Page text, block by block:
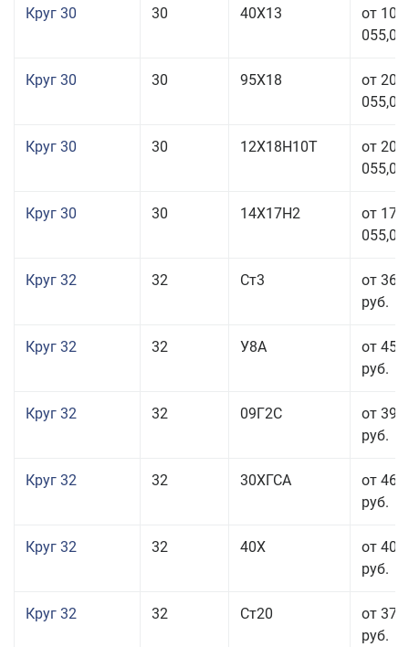
Круг 30 30 40Х13
от 101
055,00
Круг 30 30 95Х18
от 208
055,00
Круг 30 30 12Х18Н10Т
от 208
055,00
Круг 30 30 14Х17Н2
от 177
055,00
Круг 32 32 Ст3
от 36
руб.
Круг 32 32 У8А
от 45
руб.
Круг 32 32 09Г2С
от 39
руб.
Круг 32 32 30ХГСА
от 46
руб.
Круг 32 32 40Х
от 40
руб.
Круг 32 32 Ст20
от 37
руб.